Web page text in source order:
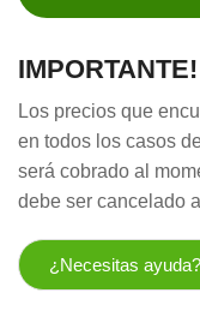
IMPORTANTE!
Los precios que
en todos los casos
será cobrado al
debe ser cancelado
¿Necesitas ayuda?